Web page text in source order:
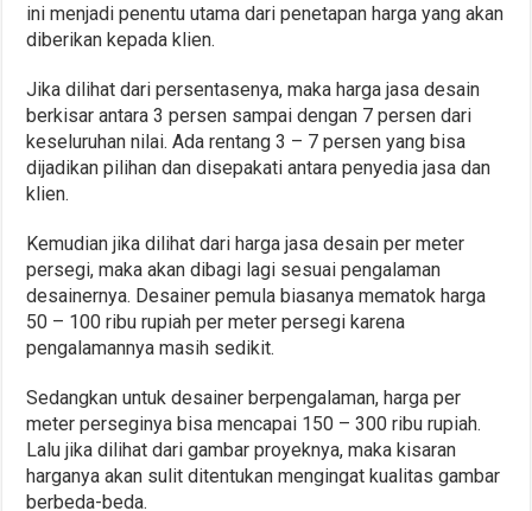
ini menjadi penentu utama dari penetapan harga yang akan
diberikan kepada klien.
Jika dilihat dari persentasenya, maka harga jasa desain
berkisar antara 3 persen sampai dengan 7 persen dari
keseluruhan nilai. Ada rentang 3 – 7 persen yang bisa
dijadikan pilihan dan disepakati antara penyedia jasa dan
klien.
Kemudian jika dilihat dari harga jasa desain per meter
persegi, maka akan dibagi lagi sesuai pengalaman
desainernya. Desainer pemula biasanya mematok harga
50 – 100 ribu rupiah per meter persegi karena
pengalamannya masih sedikit.
Sedangkan untuk desainer berpengalaman, harga per
meter perseginya bisa mencapai 150 – 300 ribu rupiah.
Lalu jika dilihat dari gambar proyeknya, maka kisaran
harganya akan sulit ditentukan mengingat kualitas gambar
berbeda-beda.